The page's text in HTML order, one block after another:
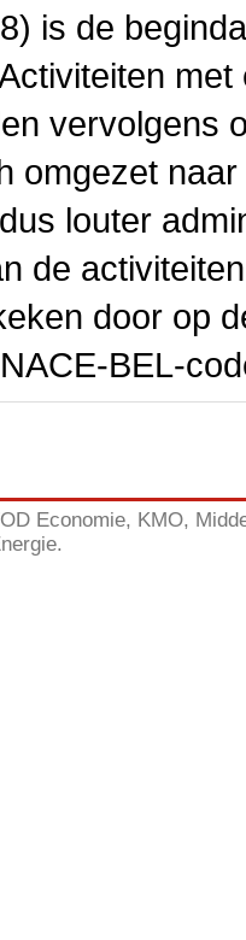
is de
vervolgens
omgezet
louter
de
door op
BEL-
Economie, KMO,